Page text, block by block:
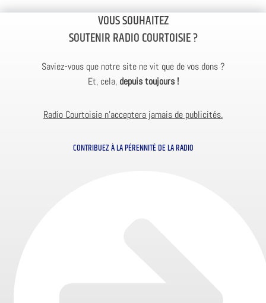
VOUS SOUHAITEZ
SOUTENIR RADIO COURTOISIE ?
Saviez-vous que notre site ne vit que de vos dons ?
Et, cela, depuis toujours !
Radio Courtoisie n’acceptera jamais de publicités.
CONTRIBUEZ À LA PÉRENNITÉ DE LA RADIO